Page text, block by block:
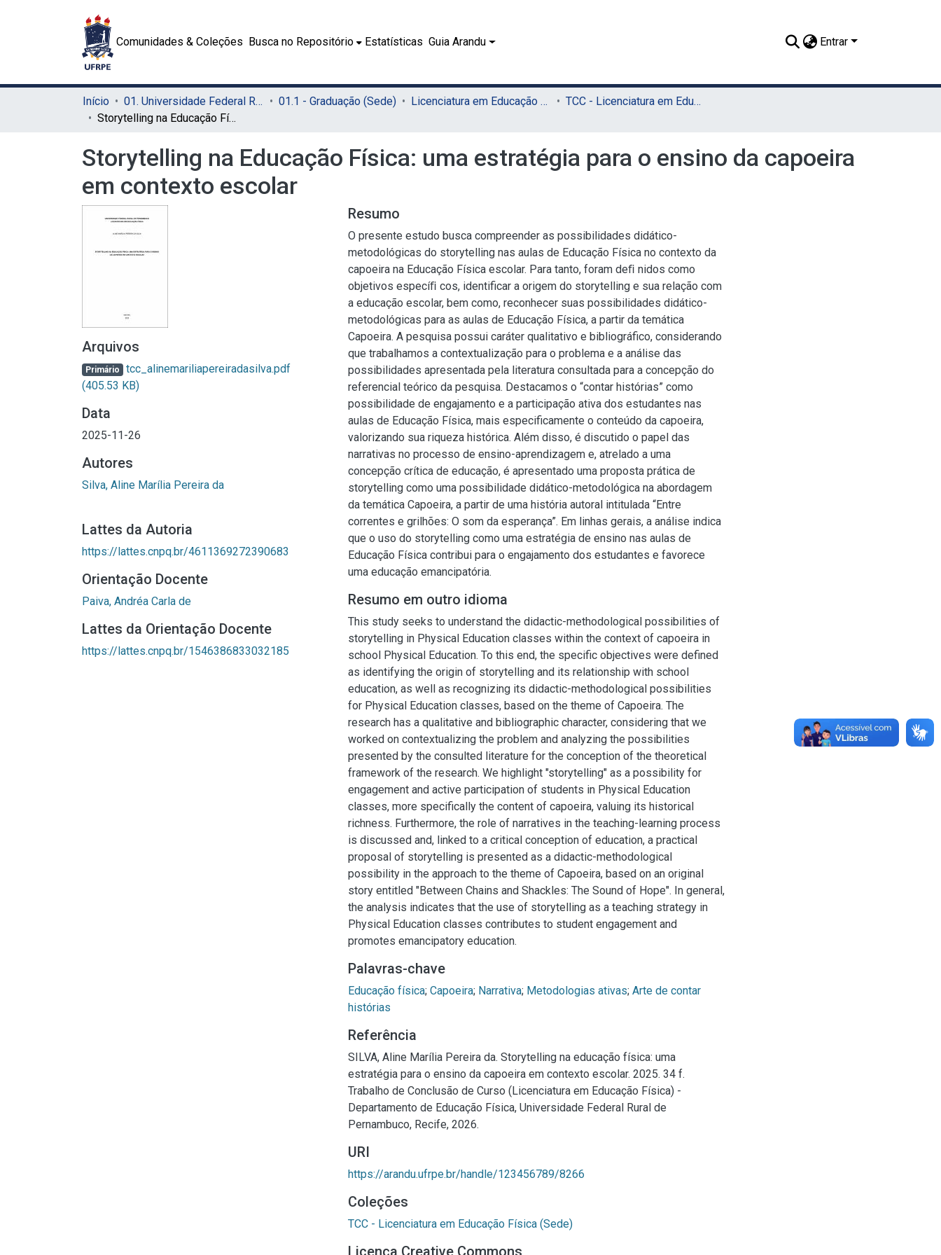
Comunidades & Coleções Busca no Repositório Estatísticas Guia Arandu Entrar
Início 01. Universidade Federal Rural de Pernambuco - UFRPE (Sede) 01.1 - Graduação (Sede) Licenciatura em Educação Física (Sede)
TCC - Licenciatura em Educação Física (Sede)
Storytelling na Educação Física: uma estratégia para o ensino da capoeira em contexto escolar
Storytelling na Educação Física: uma estratégia para o ensino da capoeira
em contexto escolar
Arquivos
Primário tcc_alinemariliapereiradasilva.pdf
(405.53 KB)
Data
2025-11-26
Autores
Silva, Aline Marília Pereira da
Lattes da Autoria
https://lattes.cnpq.br/4611369272390683
Orientação Docente
Paiva, Andréa Carla de
Lattes da Orientação Docente
https://lattes.cnpq.br/1546386833032185
Resumo
O presente estudo busca compreender as possibilidades didático-
metodológicas do storytelling nas aulas de Educação Física no contexto da
capoeira na Educação Física escolar. Para tanto, foram deﬁ nidos como
objetivos especíﬁ cos, identificar a origem do storytelling e sua relação com
a educação escolar, bem como, reconhecer suas possibilidades didático-
metodológicas para as aulas de Educação Física, a partir da temática
Capoeira. A pesquisa possui caráter qualitativo e bibliográfico, considerando
que trabalhamos a contextualização para o problema e a análise das
possibilidades apresentada pela literatura consultada para a concepção do
referencial teórico da pesquisa. Destacamos o “contar histórias” como
possibilidade de engajamento e a participação ativa dos estudantes nas
aulas de Educação Física, mais especificamente o conteúdo da capoeira,
valorizando sua riqueza histórica. Além disso, é discutido o papel das
narrativas no processo de ensino-aprendizagem e, atrelado a uma
concepção crítica de educação, é apresentado uma proposta prática de
storytelling como uma possibilidade didático-metodológica na abordagem
da temática Capoeira, a partir de uma história autoral intitulada “Entre
correntes e grilhões: O som da esperança”. Em linhas gerais, a análise indica
que o uso do storytelling como uma estratégia de ensino nas aulas de
Educação Física contribui para o engajamento dos estudantes e favorece
uma educação emancipatória.
Resumo em outro idioma
This study seeks to understand the didactic-methodological possibilities of
storytelling in Physical Education classes within the context of capoeira in
school Physical Education. To this end, the specific objectives were defined
as identifying the origin of storytelling and its relationship with school
education, as well as recognizing its didactic-methodological possibilities
for Physical Education classes, based on the theme of Capoeira. The
research has a qualitative and bibliographic character, considering that we
worked on contextualizing the problem and analyzing the possibilities
presented by the consulted literature for the conception of the theoretical
framework of the research. We highlight "storytelling" as a possibility for
engagement and active participation of students in Physical Education
classes, more specifically the content of capoeira, valuing its historical
richness. Furthermore, the role of narratives in the teaching-learning process
is discussed and, linked to a critical conception of education, a practical
proposal of storytelling is presented as a didactic-methodological
possibility in the approach to the theme of Capoeira, based on an original
story entitled "Between Chains and Shackles: The Sound of Hope". In general,
the analysis indicates that the use of storytelling as a teaching strategy in
Physical Education classes contributes to student engagement and
promotes emancipatory education.
Palavras-chave
Educação física; Capoeira; Narrativa; Metodologias ativas; Arte de contar
histórias
Referência
SILVA, Aline Marília Pereira da. Storytelling na educação física: uma
estratégia para o ensino da capoeira em contexto escolar. 2025. 34 f.
Trabalho de Conclusão de Curso (Licenciatura em Educação Física) -
Departamento de Educação Física, Universidade Federal Rural de
Pernambuco, Recife, 2026.
URI
https://arandu.ufrpe.br/handle/123456789/8266
Coleções
TCC - Licenciatura em Educação Física (Sede)
Licença Creative Commons